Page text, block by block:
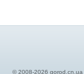
© 2008-2026 gorod.cn.ua